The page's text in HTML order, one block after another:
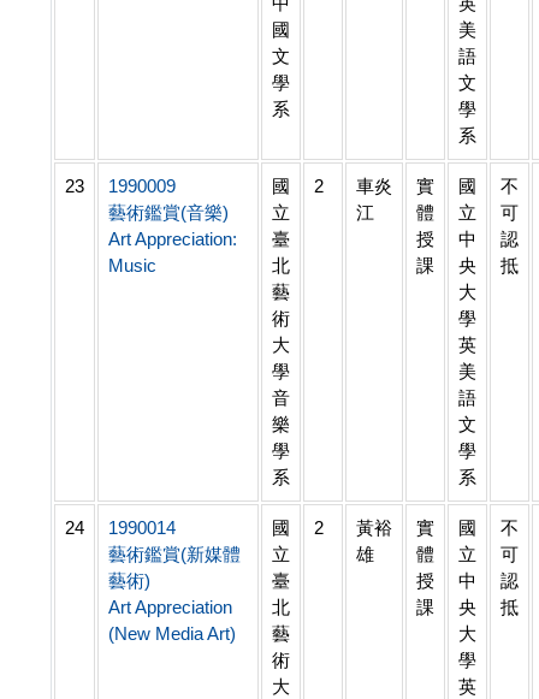
國
文
學
系
美
語
文
學
系
23
1990009
藝術鑑賞(音樂)
Art Appreciation:
Music
國
立
臺
北
藝
術
大
學
音
樂
學
系
2
車炎
江
實
體
授
課
國
立
中
央
大
學
英
美
語
文
學
系
不
可
認
抵
24
1990014
藝術鑑賞(新媒體
藝術)
Art Appreciation
(New Media Art)
國
立
臺
北
藝
術
大
2
黃裕
雄
實
體
授
課
國
立
中
央
大
學
英
不
可
認
抵